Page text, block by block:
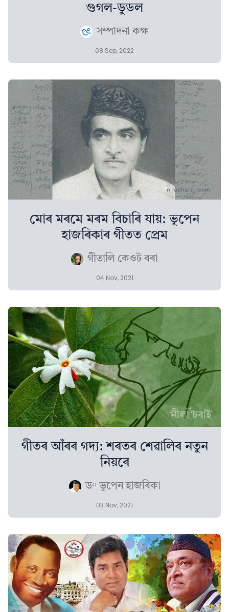
গুগল-ডুডল
সম্পাদনা কক্ষ
08 Sep, 2022
মোৰ মৰমে মৰম বিচাৰি যায়: ভূপেন
হাজৰিকাৰ গীতত প্ৰেম
গীতালি কেওট বৰা
04 Nov, 2021
গীতৰ আঁৰৰ গদ্য: শৰতৰ শেৱালিৰ নতুন
নিয়ৰে
ড° ভূপেন হাজৰিকা
03 Nov, 2021